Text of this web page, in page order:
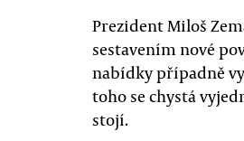
Prezident Miloš
sestavením nové
nabídky případně
toho se chystá
stojí.